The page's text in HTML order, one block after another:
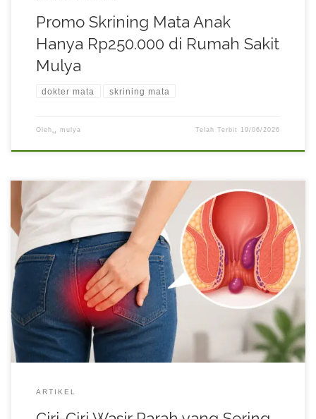
Promo Skrining Mata Anak
Hanya Rp250.000 di Rumah Sakit
Mulya
dokter mata skrining mata
Oleh␣ mulya Telah Terbit 19/06/2026
Wasir atau ambeien sering dianggap sebagai gangguan ringan
yang dapat sembuh dengan sendirinya. Akibatnya, banyak orang
menunda pemeriksaan karena merasa keluhan masih bisa
ditahan. Padahal, wasir yang dibiarkan terlalu lama dapat
berkembang menjadi lebih parah dan mulai mengganggu
aktivitas sehari-hari. Pada tahap awal, wasir mungkin hanya
menimbulkan rasa tidak nyaman […]
ARTIKEL